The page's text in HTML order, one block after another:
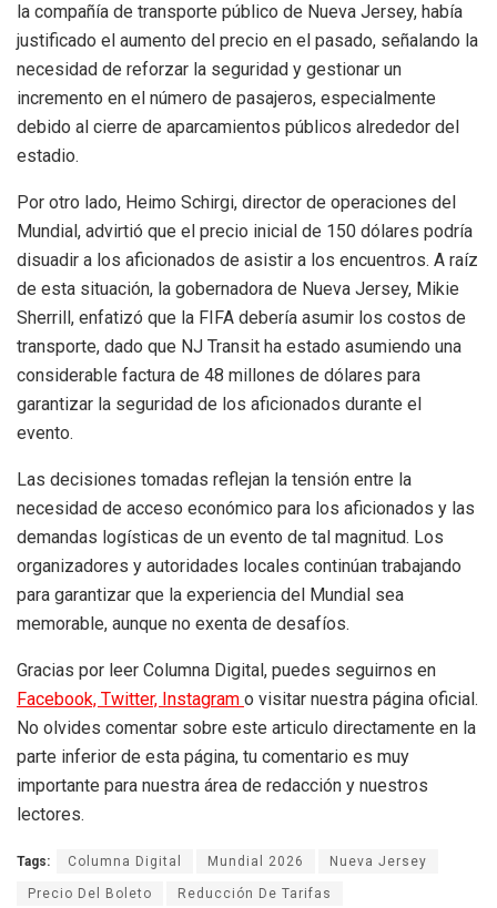
la compañía de transporte público de Nueva Jersey, había
justificado el aumento del precio en el pasado, señalando la
necesidad de reforzar la seguridad y gestionar un
incremento en el número de pasajeros, especialmente
debido al cierre de aparcamientos públicos alrededor del
estadio.
Por otro lado, Heimo Schirgi, director de operaciones del
Mundial, advirtió que el precio inicial de 150 dólares podría
disuadir a los aficionados de asistir a los encuentros. A raíz
de esta situación, la gobernadora de Nueva Jersey, Mikie
Sherrill, enfatizó que la FIFA debería asumir los costos de
transporte, dado que NJ Transit ha estado asumiendo una
considerable factura de 48 millones de dólares para
garantizar la seguridad de los aficionados durante el
evento.
Las decisiones tomadas reflejan la tensión entre la
necesidad de acceso económico para los aficionados y las
demandas logísticas de un evento de tal magnitud. Los
organizadores y autoridades locales continúan trabajando
para garantizar que la experiencia del Mundial sea
memorable, aunque no exenta de desafíos.
Gracias por leer Columna Digital, puedes seguirnos en
Facebook, Twitter, Instagram o visitar nuestra página oficial.
No olvides comentar sobre este articulo directamente en la
parte inferior de esta página, tu comentario es muy
importante para nuestra área de redacción y nuestros
lectores.
Tags: Columna Digital Mundial 2026 Nueva Jersey
Precio Del Boleto Reducción De Tarifas